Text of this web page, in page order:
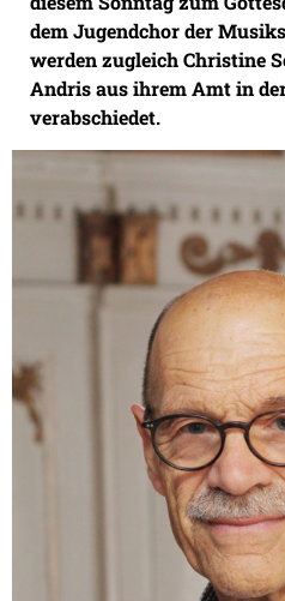
dem Jugendchor der
werden zugleich Christine
Andris aus ihrem Amt in
verabschiedet.